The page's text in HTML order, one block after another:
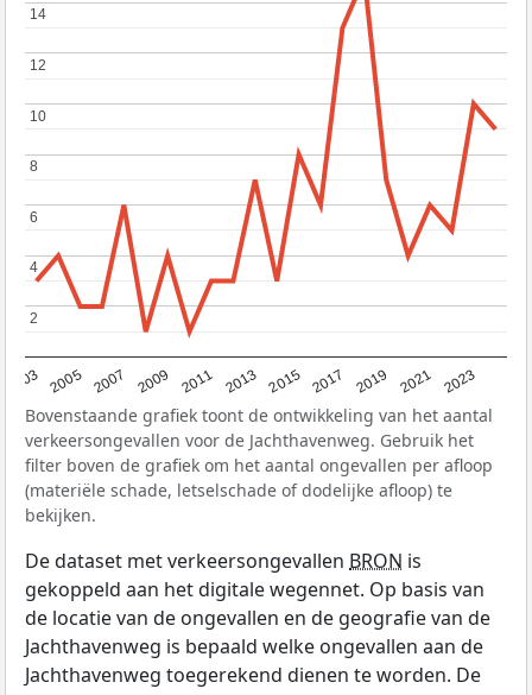
2003 2005 2007 2009 2011 2013 2015 2017 2019 2021 2023
2
2
4
4
6
6
8
8
10
10
12
12
14
14
Bovenstaande grafiek toont de ontwikkeling van het aantal
verkeersongevallen voor de Jachthavenweg. Gebruik het
filter boven de grafiek om het aantal ongevallen per afloop
(materiële schade, letselschade of dodelijke afloop) te
bekijken.
De dataset met verkeersongevallen BRON is
gekoppeld aan het digitale wegennet. Op basis van
de locatie van de ongevallen en de geografie van de
Jachthavenweg is bepaald welke ongevallen aan de
Jachthavenweg toegerekend dienen te worden. De